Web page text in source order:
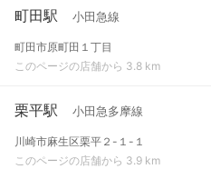
町田駅 小田急線
町田市原町田１丁目
このページの店舗から 3.8 km
栗平駅 小田急多摩線
川崎市麻生区栗平２-１-１
このページの店舗から 3.9 km